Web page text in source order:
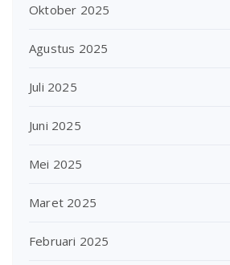
Oktober 2025
Agustus 2025
Juli 2025
Juni 2025
Mei 2025
Maret 2025
Februari 2025